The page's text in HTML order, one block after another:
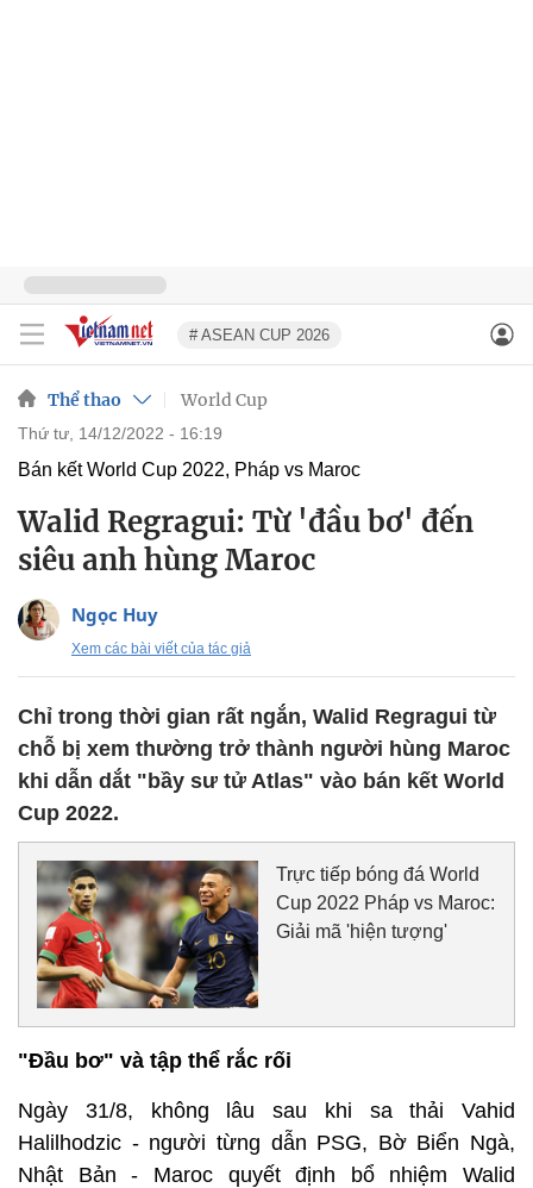
# ASEAN CUP 2026
Thể thao World Cup
thứ tư, 14/12/2022 - 16:19
Bán kết World Cup 2022, Pháp vs Maroc
Walid Regragui: Từ 'đầu bơ' đến
siêu anh hùng Maroc
Ngọc Huy
Xem các bài viết của tác giả
Chỉ trong thời gian rất ngắn, Walid Regragui từ
chỗ bị xem thường trở thành người hùng Maroc
khi dẫn dắt "bầy sư tử Atlas" vào bán kết World
Cup 2022.
Trực tiếp bóng đá World
Cup 2022 Pháp vs Maroc:
Giải mã 'hiện tượng'
"Đầu bơ" và tập thể rắc rối
Ngày 31/8, không lâu sau khi sa thải Vahid
Halilhodzic - người từng dẫn PSG, Bờ Biển Ngà,
Nhật Bản - Maroc quyết định bổ nhiệm Walid